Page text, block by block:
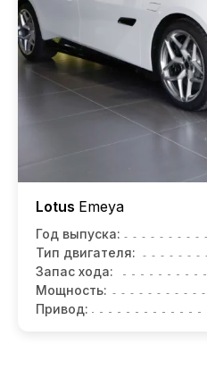
Lotus Emeya
Год выпуска:
Тип двигателя:
Запас хода:
Мощность:
Привод: